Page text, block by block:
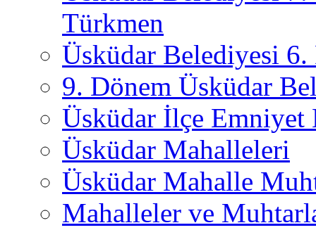
Türkmen
Üsküdar Belediyesi 6.
9. Dönem Üsküdar
Üsküdar İlçe
Üsküdar Mahalleleri
Üsküdar Mahalle
Mahalleler ve